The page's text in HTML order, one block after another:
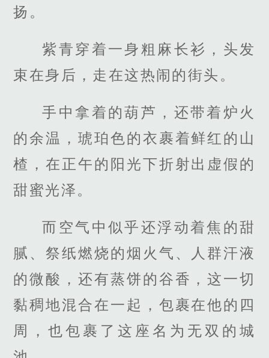
扬。
紫青穿着一身粗麻长衫，头发
束在身后，走在这热闹的街头。
手中拿着的葫芦，还带着炉火
的余温，琥珀色的衣裹着鲜红的山
楂，在正午的阳光下折射出虚假的
甜蜜光泽。
而空气中似乎还浮动着焦的甜
腻、祭纸燃烧的烟火气、人群汗液
的微酸，还有蒸饼的谷香，这一切
黏稠地混合在一起，包裹在他的四
周，也包裹了这座名为无双的城